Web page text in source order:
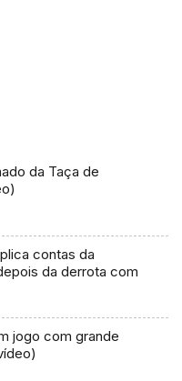
da Taça de
contas da
da derrota com
jogo com grande